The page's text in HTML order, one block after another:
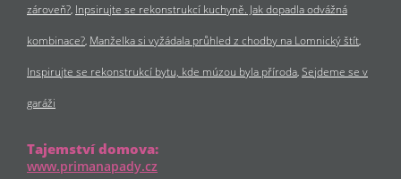
zároveň? Inpsirujte se rekonstrukcí kuchyně. Jak dopadla odvážná
kombinace? Manželka si vyžádala průhled z chodby na Lomnický štít
Inspirujte se rekonstrukcí bytu, kde múzou byla příroda Sejdeme se v
garáži
Tajemství domova:
www.primanapady.cz